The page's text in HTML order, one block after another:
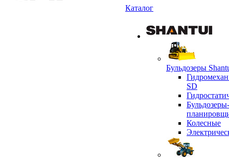
Каталог
Бульдозеры
SD
Бульдозеры-
Колесные